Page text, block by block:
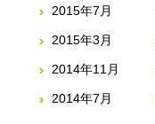
2015年7月
2015年3月
2014年11月
2014年7月